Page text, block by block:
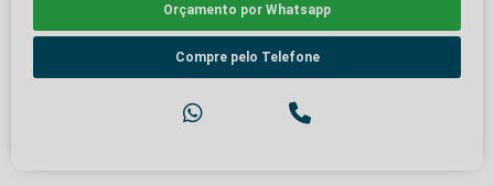
Orçamento por Whatsapp
Compre pelo Telefone